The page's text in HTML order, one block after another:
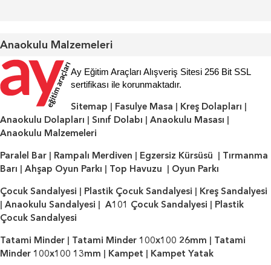
Anaokulu Malzemeleri
Ay Eğitim Araçları Alışveriş Sitesi 256 Bit SSL
sertifikası ile korunmaktadır.
Sitemap | Fasulye Masa | Kreş Dolapları |
Anaokulu Dolapları | Sınıf Dolabı | Anaokulu Masası |
Anaokulu Malzemeleri
Paralel Bar | Rampalı Merdiven | Egzersiz Kürsüsü | Tırmanma
Barı | Ahşap Oyun Parkı | Top Havuzu | Oyun Parkı
Çocuk Sandalyesi | Plastik Çocuk Sandalyesi | Kreş Sandalyesi
| Anaokulu Sandalyesi | A101 Çocuk Sandalyesi | Plastik
Çocuk Sandalyesi
Tatami Minder | Tatami Minder 100x100 26mm | Tatami
Minder 100x100 13mm | Kampet | Kampet Yatak